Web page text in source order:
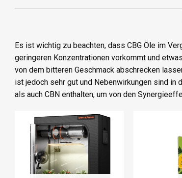
Es ist wichtig zu beachten, dass CBG Öle im
geringeren Konzentrationen vorkommt und
von dem bitteren Geschmack abschrecken
ist jedoch sehr gut und Nebenwirkungen sind in
als auch CBN enthalten, um von den